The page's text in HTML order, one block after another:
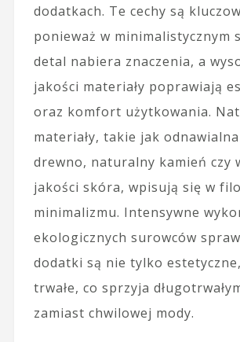
dodatkach. Te cechy są
ponieważ w minimalistycznym
detal nabiera znaczenia, a
jakości materiały poprawiają
oraz komfort użytkowania.
materiały, takie jak
drewno, naturalny kamień czy
jakości skóra, wpisują się w
minimalizmu. Intensywne
ekologicznych surowców
dodatki są nie tylko
trwałe, co sprzyja
zamiast chwilowej mody.